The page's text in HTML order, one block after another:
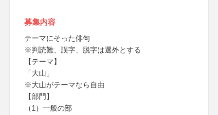
募集内容
テーマにそった俳句
※判読難、誤字、脱字は選外とする
【テーマ】
「大山」
※大山がテーマなら自由
【部門】
（1）一般の部